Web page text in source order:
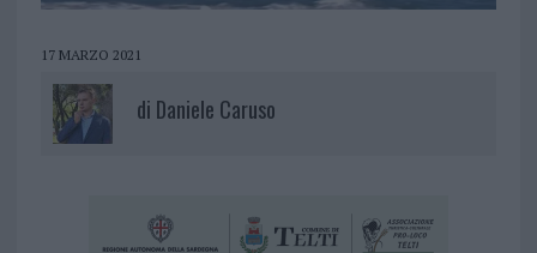
17 MARZO 2021
di Daniele Caruso